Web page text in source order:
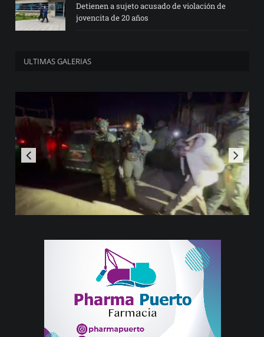
Detienen a sujeto acusado de violación de
jovencita de 20 años
ULTIMAS GALERIAS